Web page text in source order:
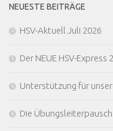
NEUESTE BEITRÄGE
HSV-Aktuell Juli 2026
Der NEUE HSV-Express
Unterstützung für
Die